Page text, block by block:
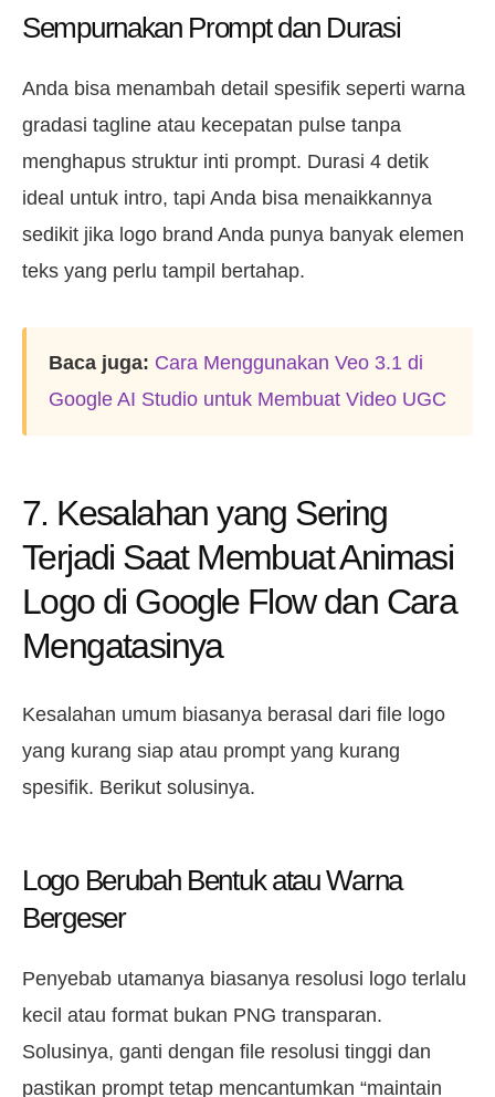
Sempurnakan Prompt dan Durasi
Anda bisa menambah detail spesifik seperti warna
gradasi tagline atau kecepatan pulse tanpa
menghapus struktur inti prompt. Durasi 4 detik
ideal untuk intro, tapi Anda bisa menaikkannya
sedikit jika logo brand Anda punya banyak elemen
teks yang perlu tampil bertahap.
Baca juga: Cara Menggunakan Veo 3.1 di
Google AI Studio untuk Membuat Video UGC
7. Kesalahan yang Sering
Terjadi Saat Membuat Animasi
Logo di Google Flow dan Cara
Mengatasinya
Kesalahan umum biasanya berasal dari file logo
yang kurang siap atau prompt yang kurang
spesifik. Berikut solusinya.
Logo Berubah Bentuk atau Warna
Bergeser
Penyebab utamanya biasanya resolusi logo terlalu
kecil atau format bukan PNG transparan.
Solusinya, ganti dengan file resolusi tinggi dan
pastikan prompt tetap mencantumkan “maintain